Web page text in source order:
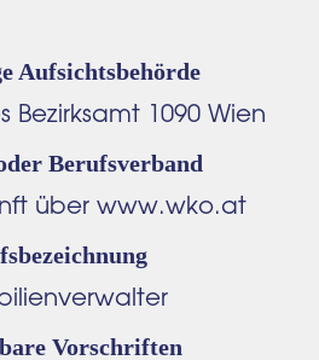
Aufsichtsbehörde
Bezirksamt 1090 Wien
Berufsverband
über www.wko.at
Vorschriften